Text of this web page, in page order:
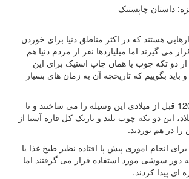
داستان چاپستیک
هستند که در اکثر مناطق دنیا برای خوردن
می گیرند اما میلیاردها نفر از مردم دنیا هم
دو تکه چوب یا همان چاپ استیک برای این
باید بگوییم که تاریخچه آن به زمان های بسیار
چینی ها از سال 1200 قبل از میلادی این وسیله را می ساختند و تا
از میلاد، این دو تکه چوب بلند و باریک کل قاره آسیا از
را در هم نوردید.
برای انجام اموری پیش پا افتاده نظیر طبخ غذا یا
دور سوشی مورد استفاده قرار می گرفتند اما
ای پیدا کردند.